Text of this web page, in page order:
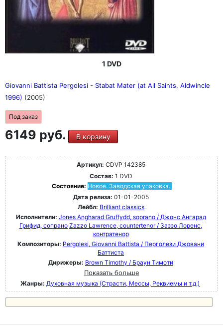
1 DVD
Giovanni Battista Pergolesi - Stabat Mater (at All Saints, Aldwincle
1996) (2005)
Под заказ
6149 руб. В корзину
Артикул: CDVP 142385
Состав: 1 DVD
Состояние: Новое. Заводская упаковка.
Дата релиза: 01-01-2005
Лейбл: Brilliant classics
Исполнители: Jones Angharad Gruffydd, soprano / Джонс Ангарад
Грифид, сопрано Zazzo Lawrence, countertenor / Заззо Лоренс,
контратенор
Композиторы: Pergolesi, Giovanni Battista / Перголези Джовани
Баттиста
Дирижеры: Brown Timothy / Браун Тимоти
Показать больше
Жанры: Духовная музыка (Страсти, Мессы, Реквиемы и т.д.)